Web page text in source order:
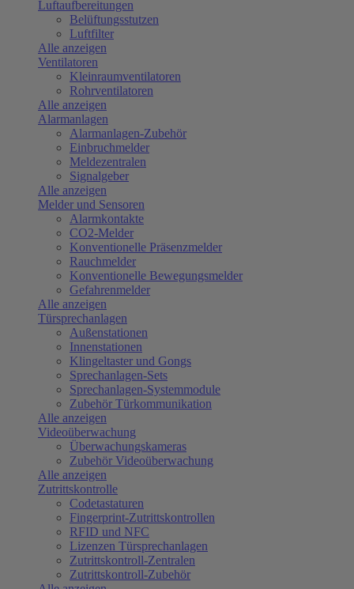
Luftaufbereitungen
Belüftungsstutzen
Luftfilter
Alle anzeigen
Ventilatoren
Kleinraumventilatoren
Rohrventilatoren
Alle anzeigen
Alarmanlagen
Alarmanlagen-Zubehör
Einbruchmelder
Meldezentralen
Signalgeber
Alle anzeigen
Melder und Sensoren
Alarmkontakte
CO2-Melder
Konventionelle Präsenzmelder
Rauchmelder
Konventionelle Bewegungsmelder
Gefahrenmelder
Alle anzeigen
Türsprechanlagen
Außenstationen
Innenstationen
Klingeltaster und Gongs
Sprechanlagen-Sets
Sprechanlagen-Systemmodule
Zubehör Türkommunikation
Alle anzeigen
Videoüberwachung
Überwachungskameras
Zubehör Videoüberwachung
Alle anzeigen
Zutrittskontrolle
Codetastaturen
Fingerprint-Zutrittskontrollen
RFID und NFC
Lizenzen Türsprechanlagen
Zutrittskontroll-Zentralen
Zutrittskontroll-Zubehör